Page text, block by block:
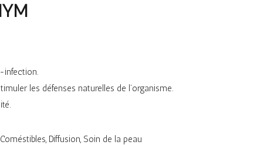
infection.
les défenses naturelles de l’organisme.
Diffusion, Soin de la peau